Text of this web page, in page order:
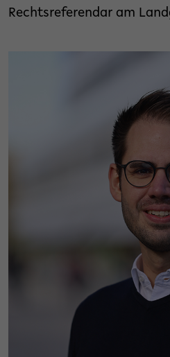
Rechtsreferendar am